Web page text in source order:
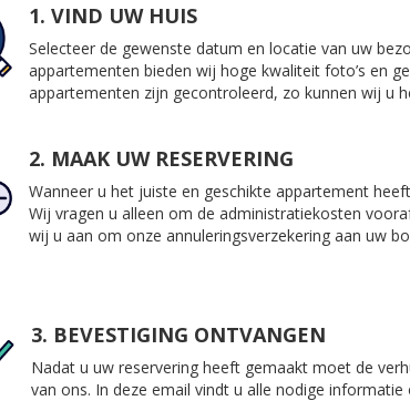
1. VIND UW HUIS
Selecteer de gewenste datum en locatie van uw
appartementen bieden wij hoge kwaliteit foto’s en
appartementen zijn gecontroleerd, zo kunnen wij u
2. MAAK UW RESERVERING
Wanneer u het juiste en geschikte appartement
Wij vragen u alleen om de administratiekosten
wij u aan om onze annuleringsverzekering aan uw
3. BEVESTIGING ONTVANGEN
Nadat u uw reservering heeft gemaakt moet de
van ons. In deze email vindt u alle nodige